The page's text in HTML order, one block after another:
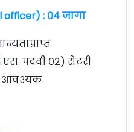
officer) : ०४ जागा
पदवी ०२) रोटरी
आवश्यक.